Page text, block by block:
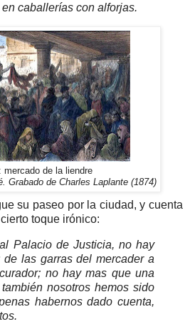
caballerías con alforjas.
mercado de la liendre
Grabado de Charles Laplante (1874)
su paseo por la ciudad, y cuenta
toque irónico:
Palacio de Justicia, no hay
las garras del mercader a
no hay mas que una
nosotros hemos sido
habernos dado cuenta,